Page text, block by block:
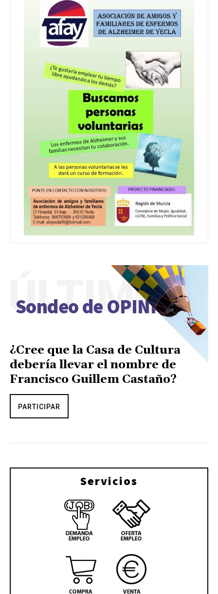
Sondeo de OPINIÓN
ÚLTIMO
¿Cree que la Casa de Cultura
debería llevar el nombre de
Francisco Guillem Castaño?
PARTICIPAR
Servicios